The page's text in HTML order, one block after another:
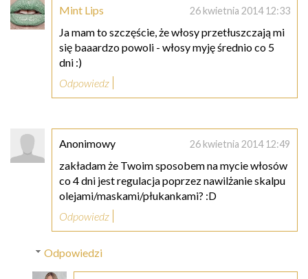
Mint Lips 26 kwietnia 2014 12:33
Ja mam to szczęście, że włosy przetłuszczają mi
się baaardzo powoli - włosy myję średnio co 5
dni :)
Odpowiedz
Anonimowy 26 kwietnia 2014 12:49
zakładam że Twoim sposobem na mycie włosów
co 4 dni jest regulacja poprzez nawilżanie skalpu
olejami/maskami/płukankami? :D
Odpowiedz
Odpowiedzi